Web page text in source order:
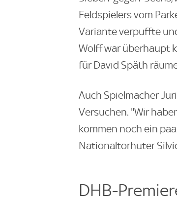
Feldspielers vom
Variante verpuffte
Wolff war überhaupt
für David Späth
Auch Spielmacher
Versuchen. "Wir
kommen noch ein
Nationaltorhüter
DHB-